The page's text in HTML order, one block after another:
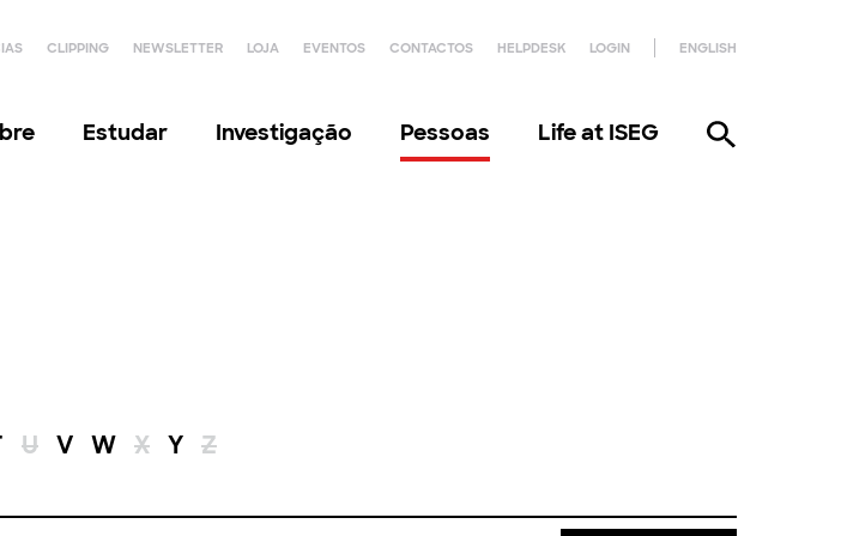
CLIPPING NEWSLETTER LOJA EVENTOS CONTACTOS HELPDESK LOGIN ENGLISH
Estudar Investigação Pessoas Life at ISEG
U V W X Y Z